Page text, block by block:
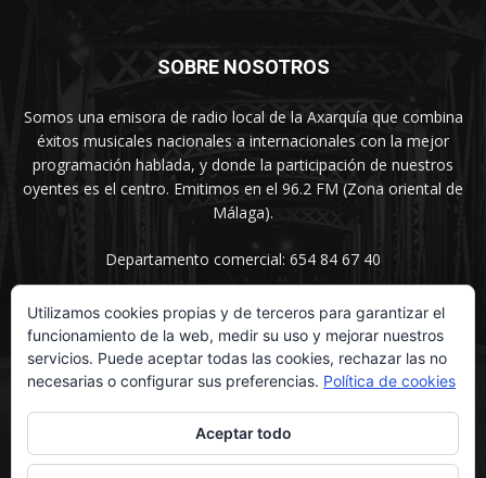
SOBRE NOSOTROS
Somos una emisora de radio local de la Axarquía que combina
éxitos musicales nacionales a internacionales con la mejor
programación hablada, y donde la participación de nuestros
oyentes es el centro. Emitimos en el 96.2 FM (Zona oriental de
Málaga).
Departamento comercial: 654 84 67 40
SÍGUENOS
Utilizamos cookies propias y de terceros para garantizar el
funcionamiento de la web, medir su uso y mejorar nuestros
servicios. Puede aceptar todas las cookies, rechazar las no
necesarias o configurar sus preferencias. Política de cookies
Aceptar todo